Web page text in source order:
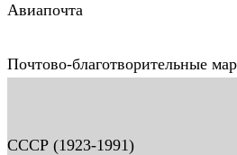
Авиапочта
Почтово-благотворительные
СССР (1923-1991)